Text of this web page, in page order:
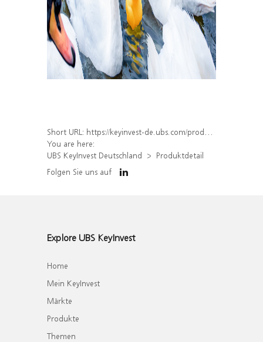
Short URL: https://keyinvest-de.ubs.com/produkt/detail/index/isin/DE000WA692G4
You are here:
UBS KeyInvest Deutschland
Produktdetail
Folgen Sie uns auf
Explore UBS KeyInvest
Home
Mein KeyInvest
Märkte
Produkte
Themen